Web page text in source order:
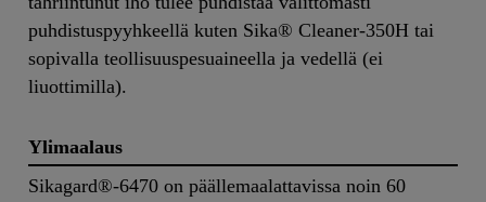
puhdistuspyyhkeellä kuten Sika® Cleaner-350H tai
sopivalla teollisuuspesuaineella ja vedellä (ei
liuottimilla).
Ylimaalaus
Sikagard®-6470 on päällemaalattavissa noin 60